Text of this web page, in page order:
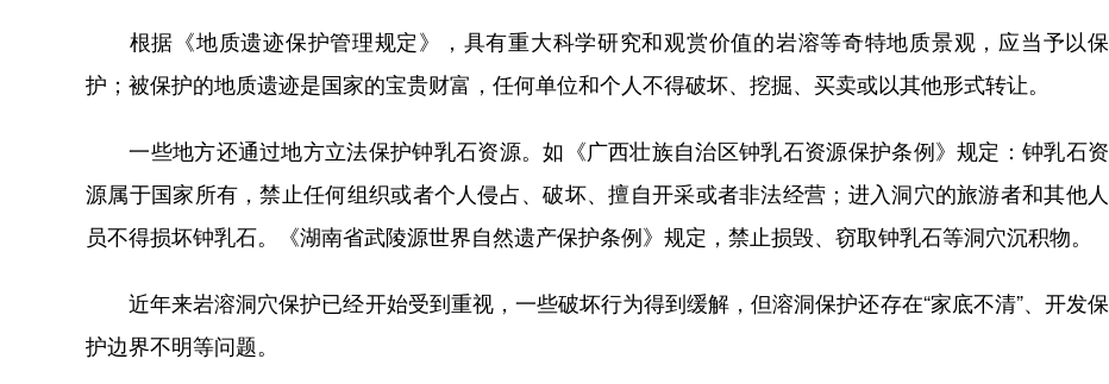
根据《地质遗迹保护管理规定》，具有重大科学研究和观赏价值的岩溶等奇特地质景观，应当予以保
护；被保护的地质遗迹是国家的宝贵财富，任何单位和个人不得破坏、挖掘、买卖或以其他形式转让。
一些地方还通过地方立法保护钟乳石资源。如《广西壮族自治区钟乳石资源保护条例》规定：钟乳石资
源属于国家所有，禁止任何组织或者个人侵占、破坏、擅自开采或者非法经营；进入洞穴的旅游者和其他人
员不得损坏钟乳石。《湖南省武陵源世界自然遗产保护条例》规定，禁止损毁、窃取钟乳石等洞穴沉积物。
近年来岩溶洞穴保护已经开始受到重视，一些破坏行为得到缓解，但溶洞保护还存在“家底不清”、开发保
护边界不明等问题。